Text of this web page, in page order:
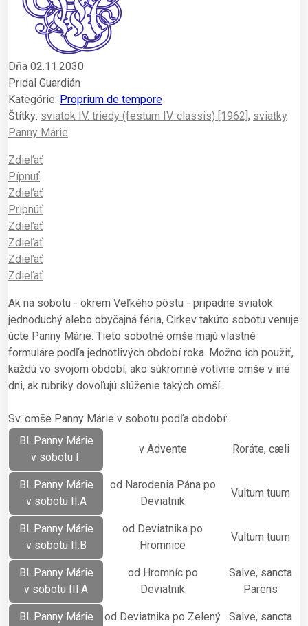
Dňa 02.11.2030
Pridal Guardián
Kategórie: Proprium de tempore
Štítky: sviatok IV. triedy (festum IV. classis) [1962] , sviatky
Panny Márie
Zdieľať
Pípnuť
Zdieľať
Pripnúť
Zdieľať
Zdieľať
Zdieľať
Zdieľať
Ak na sobotu - okrem Veľkého pôstu - pripadne sviatok
jednoduchý alebo obyčajná féria, Cirkev takúto sobotu venuje
úcte Panny Márie. Tieto sobotné omše majú vlastné
formuláre podľa jednotlivých období roka. Možno ich použiť,
každú vo svojom období, ako súkromné votívne omše v iné
dni, ak rubriky dovoľujú slúženie takých omší.
Sv. omše Panny Márie v sobotu podľa období:
Bl. Panny Márie
v sobotu I.
v Advente Roráte, cæli
Bl. Panny Márie
v sobotu II.A
od Narodenia Pána po
Deviatnik
Vultum tuum
Bl. Panny Márie
v sobotu II.B
od Deviatnika po
Hromnice
Vultum tuum
Bl. Panny Márie
v sobotu III.A
od Hromníc po
Deviatnik
Salve, sancta
Parens
Bl. Panny Márie
od Deviatnika po Zelený
Salve, sancta